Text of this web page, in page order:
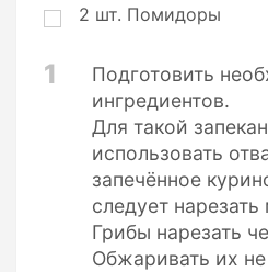
2 шт. Помидоры
1
Подготовить
ингредиентов.
Для такой
использовать
запечённое
следует
Грибы нарезать
Обжаривать их не